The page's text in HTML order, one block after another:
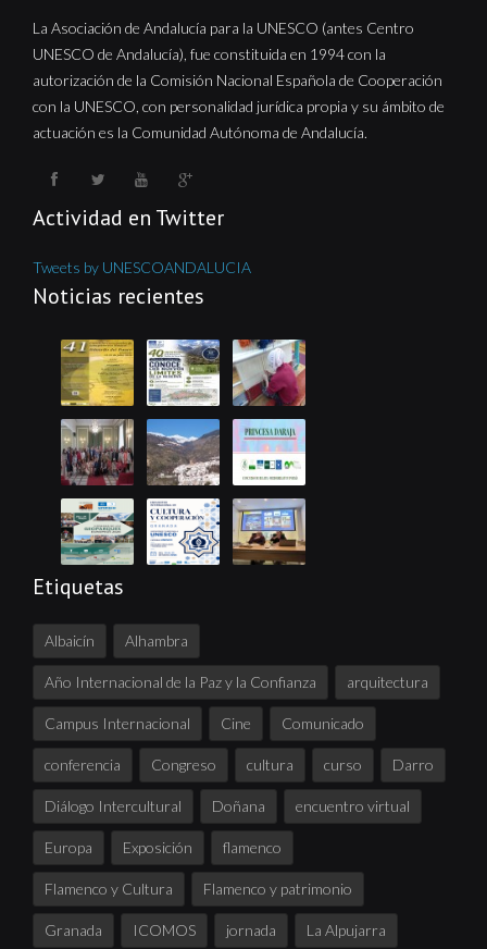
La Asociación de Andalucía para la UNESCO (antes Centro
UNESCO de Andalucía), fue constituida en 1994 con la
autorización de la Comisión Nacional Española de Cooperación
con la UNESCO, con personalidad jurídica propia y su ámbito de
actuación es la Comunidad Autónoma de Andalucía.
Actividad en Twitter
Tweets by UNESCOANDALUCIA
Noticias recientes
Etiquetas
Albaicín Alhambra
Año Internacional de la Paz y la Confianza arquitectura
Campus Internacional Cine Comunicado
conferencia Congreso cultura curso Darro
Diálogo Intercultural Doñana encuentro virtual
Europa Exposición flamenco
Flamenco y Cultura Flamenco y patrimonio
Granada ICOMOS jornada La Alpujarra